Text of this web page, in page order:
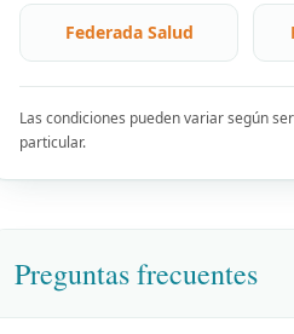
Federada Salud
Las condiciones pueden variar según
particular.
Preguntas frecuentes